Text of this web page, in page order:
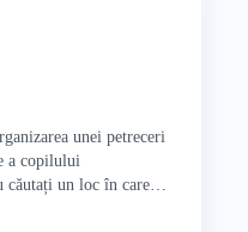
unei petreceri
a copilului
căutați un loc în care